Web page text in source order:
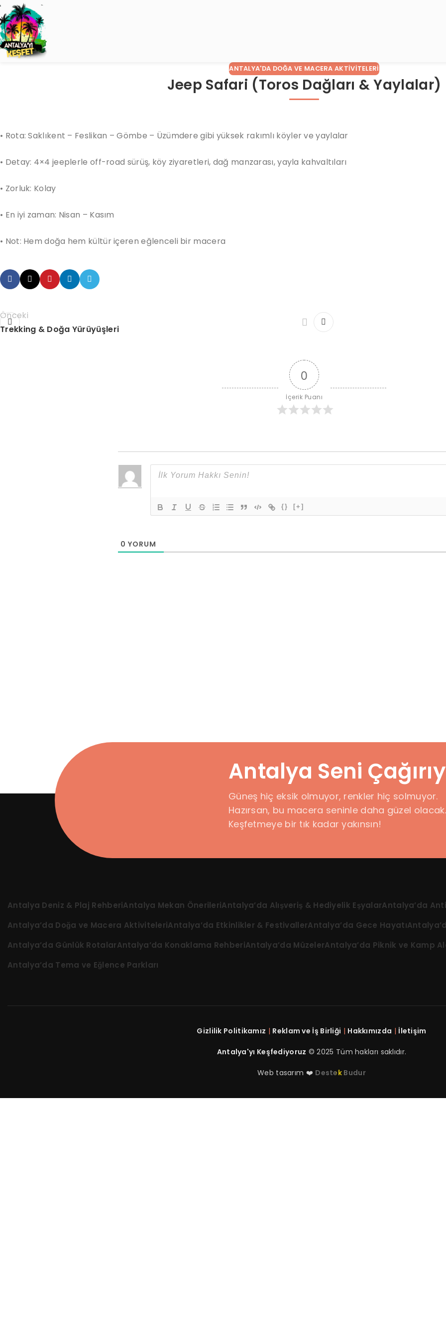
ANTALYA'DA DOĞA VE MACERA AKTIVITELERI
Jeep Safari (Toros Dağları & Yaylalar)
• Rota: Saklıkent – Feslikan – Gömbe – Üzümdere gibi yüksek rakımlı köyler ve yaylalar
• Detay: 4×4 jeeplerle off-road sürüş, köy ziyaretleri, dağ manzarası, yayla kahvaltıları
• Zorluk: Kolay
• En iyi zaman: Nisan – Kasım
• Not: Hem doğa hem kültür içeren eğlenceli bir macera
Önceki
Trekking & Doğa Yürüyüşleri
0
İçerik Puanı
{} [+]
0 YORUM
Antalya Seni
Güneş hiç eksik olmuyor, renkler hiç solmuyor.
Hazırsan, bu macera seninle daha güzel olacak.
Keşfetmeye bir tık kadar yakınsın!
Antalya Deniz & Plaj RehberiAntalya Mekan ÖnerileriAntalya’da Alışveriş & Hediyelik EşyalarAntalya’da
Antalya’da Doğa ve Macera AktiviteleriAntalya’da Etkinlikler & FestivallerAntalya’da Gece Hayatı
Antalya’da Günlük RotalarAntalya’da Konaklama RehberiAntalya’da MüzelerAntalya’da Piknik ve Kamp
Antalya’da Tema ve Eğlence Parkları
Gizlilik Politikamız | Reklam ve İş Birliği | Hakkımızda | İletişim
Antalya'yı Keşfediyoruz © 2025 Tüm hakları saklıdır.
Web tasarım ❤️ Destek Budur